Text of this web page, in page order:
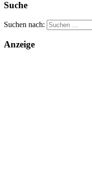
Suche
Suchen nach:
Anzeige